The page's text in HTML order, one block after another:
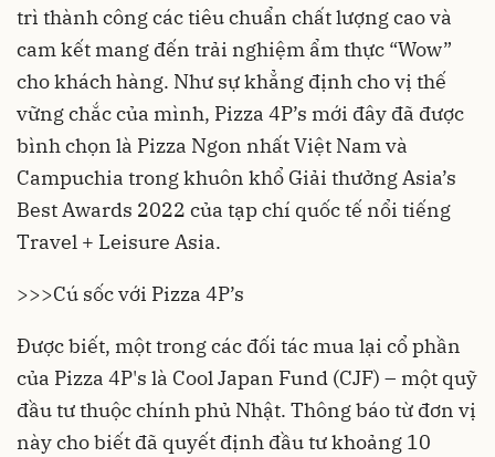
trì thành công các tiêu chuẩn chất lượng cao và
cam kết mang đến trải nghiệm ẩm thực “Wow”
cho khách hàng. Như sự khẳng định cho vị thế
vững chắc của mình, Pizza 4P’s mới đây đã được
bình chọn là Pizza Ngon nhất Việt Nam và
Campuchia trong khuôn khổ Giải thưởng Asia’s
Best Awards 2022 của tạp chí quốc tế nổi tiếng
Travel + Leisure Asia.
>>>Cú sốc với Pizza 4P’s
Được biết, một trong các đối tác mua lại cổ phần
của Pizza 4P's là Cool Japan Fund (CJF) – một quỹ
đầu tư thuộc chính phủ Nhật. Thông báo từ đơn vị
này cho biết đã quyết định đầu tư khoảng 10